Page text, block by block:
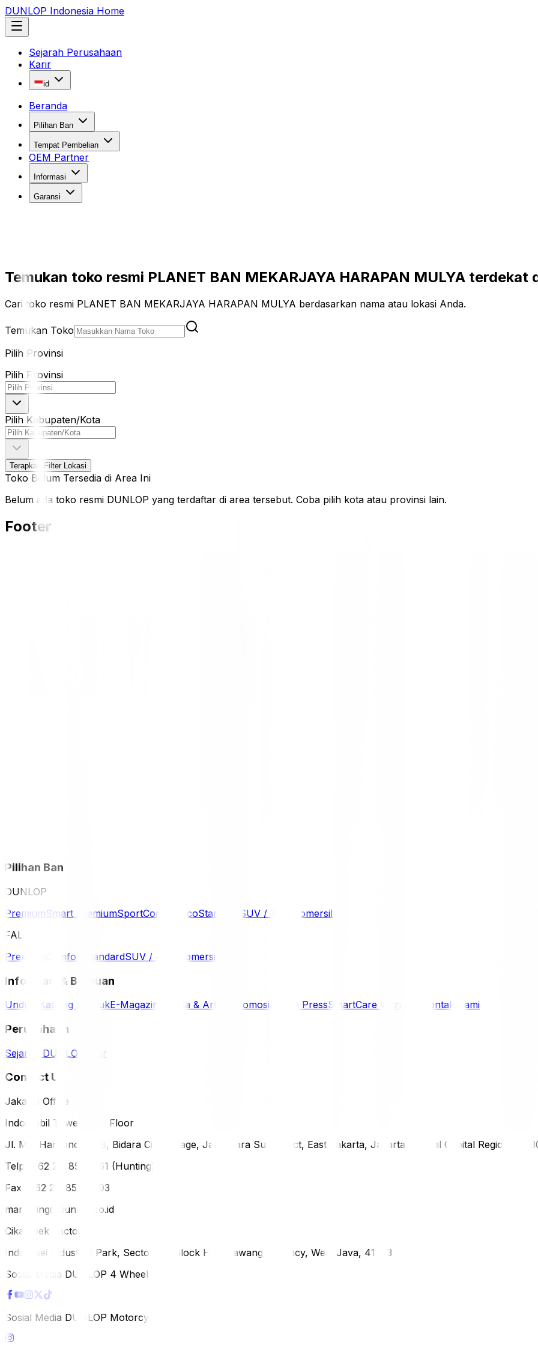
DUNLOP Indonesia Home
Sejarah Perusahaan
Karir
id
Beranda
Pilihan Ban
Tempat Pembelian
OEM Partner
Informasi
Garansi
Temukan toko resmi PLANET BAN MEKARJAYA HARAPAN MULYA terdekat
Cari toko resmi PLANET BAN MEKARJAYA HARAPAN MULYA berdasarkan nama atau lokasi Anda.
Temukan Toko
Pilih Provinsi
Pilih Provinsi
Pilih Kabupaten/Kota
Terapkan Filter Lokasi
Toko Belum Tersedia di Area Ini
Belum ada toko resmi DUNLOP yang terdaftar di area tersebut. Coba pilih kota atau provinsi lain.
Footer
Pilihan Ban
DUNLOP
PremiumSmart PremiumSportComfort EcoStandard SUV / 4WD
Komersil
FALKEN
Premium
Comfort StandardSUV / 4WD Komersil
Informasi & Bantuan
Unduh Katalog ProdukE-Magazine Berita & Artikel Promosi Siaran PressSmartCare Warranty Kontak Kami
Perusahaan
Sejarah DUNLOP Karir
Contact Us
Jakarta Office
Indomobil Tower, 12th Floor
Jl. MT. Haryono Lot 8, Bidara Cina Village, Jatinegara Subdistrict, East Jakarta, Jakarta Special Capital Region,
Telp (+62 21) 851-2561 (Hunting)
Fax (+62 21) 856-5893
marketing@dunlop.co.id
Cikampek Factory
Indotaisei Industrial Park, Sector 1A, Block H, Karawang Regency, West Java, 41373
Sosial Media DUNLOP 4 Wheels
Sosial Media DUNLOP Motorcycle